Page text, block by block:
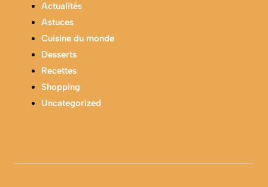
Actualités
Astuces
Cuisine du monde
Desserts
Recettes
Shopping
Uncategorized